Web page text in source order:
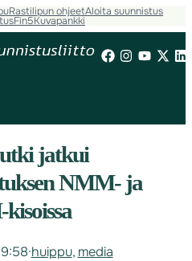
Rastilipun ohjeetAloita suunnistus
Fin5Kuvapankki
jatkui
NMM- ja
·huippu, media